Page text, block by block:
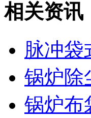
相关资讯
脉冲袋
锅炉除
锅炉布